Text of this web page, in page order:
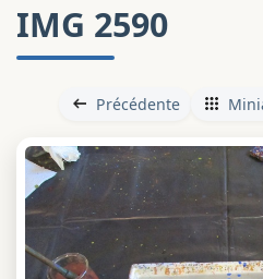
IMG 2590
Précédente